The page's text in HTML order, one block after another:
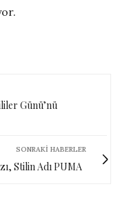
Günü’nü
SONRAKI HABERLER
Stilin Adı PUMA